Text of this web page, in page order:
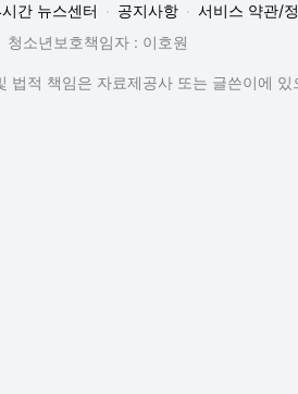
간 뉴스센터 공지사항
서비스 약관/
청소년보호책임자 : 이호원
법적 책임은 자료제공사 또는 글쓴이에